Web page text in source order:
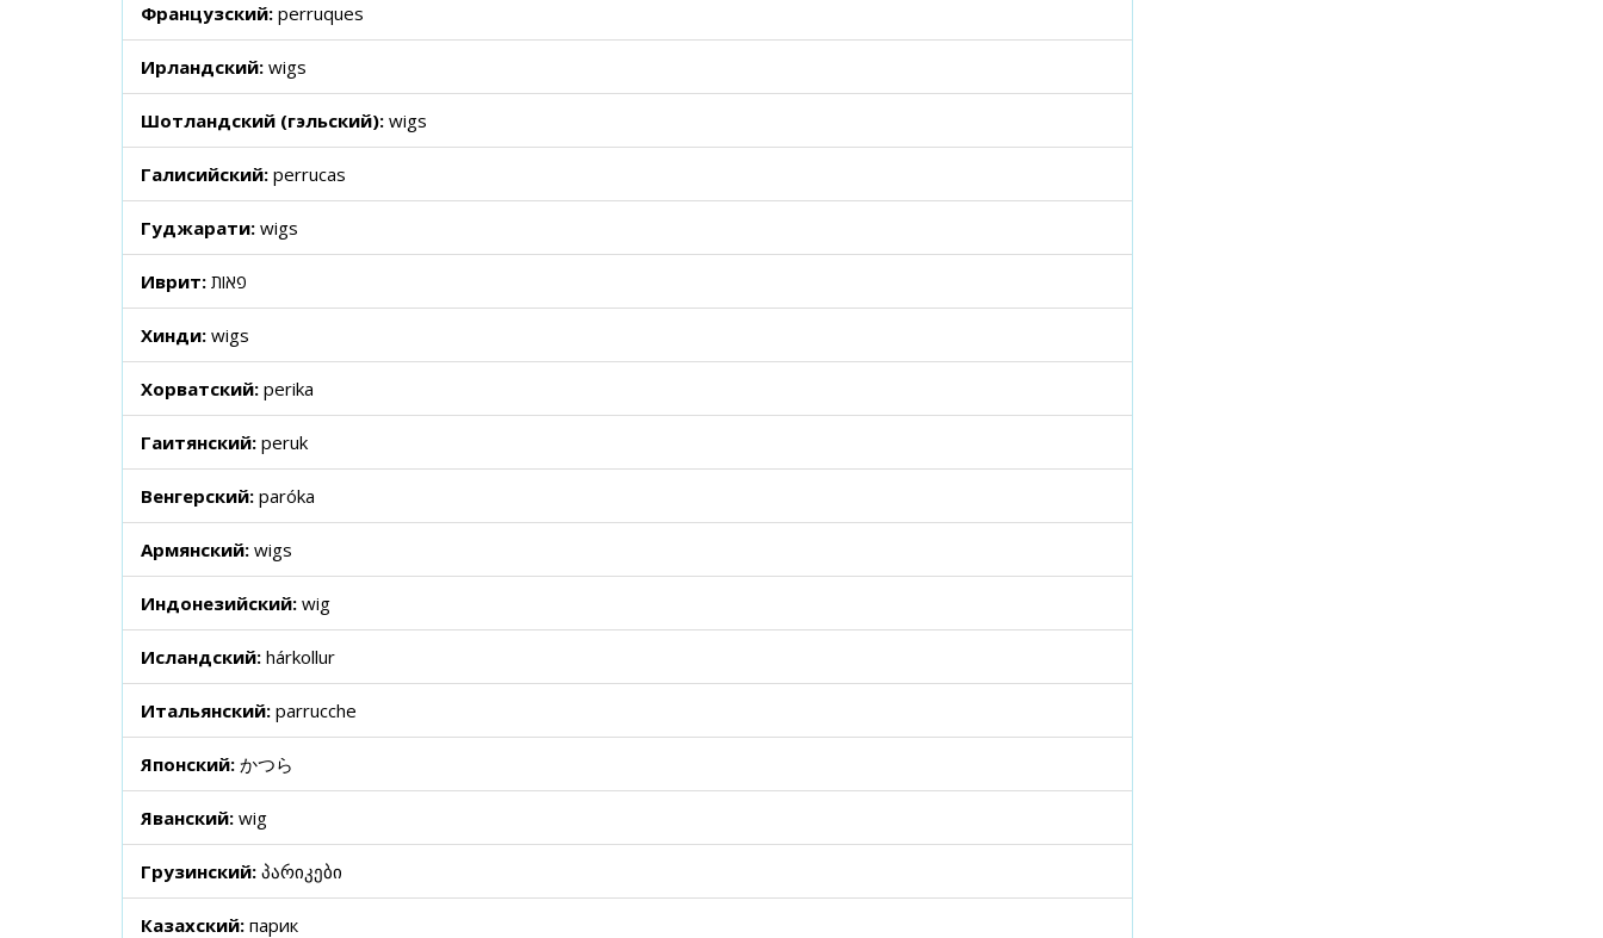
Французский: perruques
Ирландский: wigs
Шотландский (гэльский): wigs
Галисийский: perrucas
Гуджарати: wigs
Иврит: פאות
Хинди: wigs
Хорватский: perika
Гаитянский: peruk
Венгерский: paróka
Армянский: wigs
Индонезийский: wig
Исландский: hárkollur
Итальянский: parrucche
Японский: かつら
Яванский: wig
Грузинский: პარიკები
Казахский: парик